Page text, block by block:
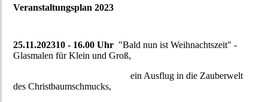
Veranstaltungsplan 2023
25.11.202310 - 16.00 Uhr "Bald nun ist Weihnachtszeit" -
Glasmalen für Klein und Groß,
ein Ausflug in die Zauberwelt
des Christbaumschmucks,